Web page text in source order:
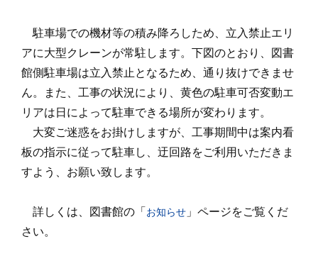
駐車場での機材等の積み降ろしため、立入禁止エリ
アに大型クレーンが常駐します。下図のとおり、図書
館側駐車場は立入禁止となるため、通り抜けできませ
ん。また、工事の状況により、黄色の駐車可否変動エ
リアは日によって駐車できる場所が変わります。
大変ご迷惑をお掛けしますが、工事期間中は案内看
板の指示に従って駐車し、迂回路をご利用いただきま
すよう、お願い致します。
詳しくは、図書館の「 お知らせ 」ページをご覧くだ
さい。